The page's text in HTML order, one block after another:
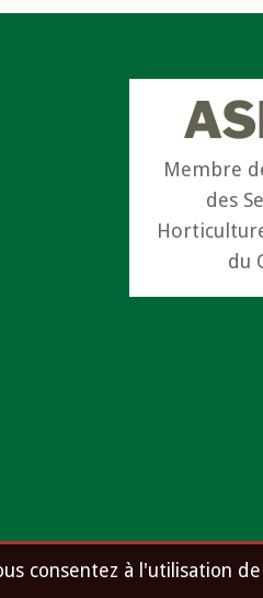
consentez à l'utilisation de
Membre
des
du